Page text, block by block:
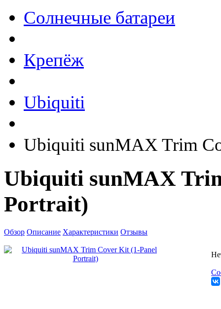
Солнечные батареи
Крепёж
Ubiquiti
Ubiquiti sunMAX Trim
Ubiquiti sunMAX
Portrait)
Обзор Описание Характеристики Отзывы